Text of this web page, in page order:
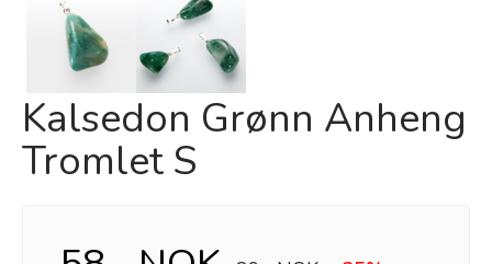
Kalsedon Grønn Anheng
Tromlet S